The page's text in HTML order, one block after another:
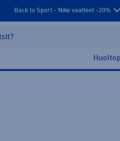
Back to Sport - Nike vaatteet -20%